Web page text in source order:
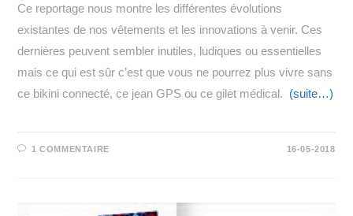
Ce reportage nous montre les différentes évolutions
existantes de nos vêtements et les innovations à venir. Ces
dernières peuvent sembler inutiles, ludiques ou essentielles
mais ce qui est sûr c’est que vous ne pourrez plus vivre sans
ce bikini connecté, ce jean GPS ou ce gilet médical. (suite…)
1 COMMENTAIRE 16-05-2018